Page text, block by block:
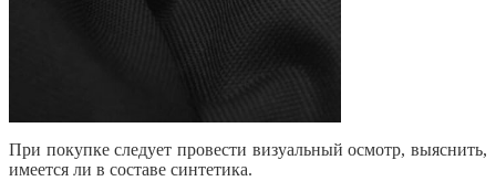
При покупке следует провести визуальный осмотр, выяснить,
имеется ли в составе синтетика.